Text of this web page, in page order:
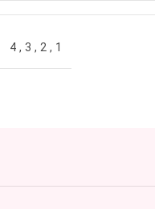
1
,
2
,
3
,
4